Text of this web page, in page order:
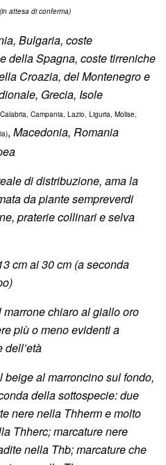
(in attesa di conferma)
Bulgaria, coste
della Spagna, coste tirreniche
Croazia, del Montenegro e
Grecia, Isole
Campania, Lazio, Liguria, Molise,
, Macedonia, Romania
di distribuzione, ama la
da piante sempreverdi
praterie collinari e selva
cm ai 30 cm (a seconda
marrone chiaro al giallo oro
più o meno evidenti a
beige al marroncino sul fondo,
della sottospecie: due
nere nella Thherm e molto
Thherc; marcature nere
nella Thb; marcature che